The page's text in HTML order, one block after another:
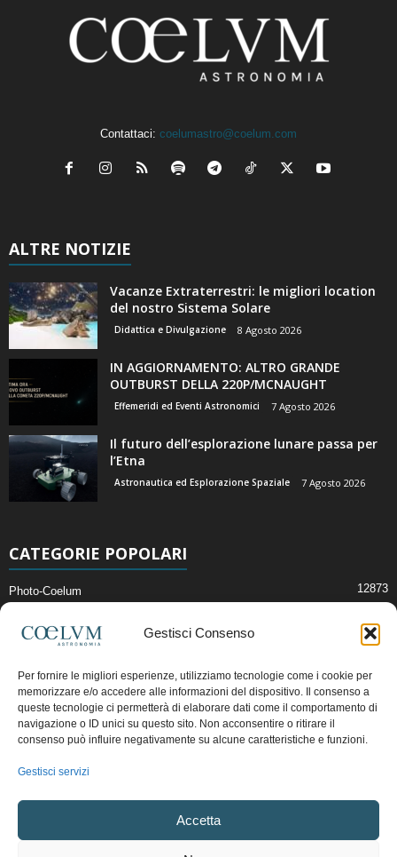
Gestisci Consenso
Per fornire le migliori esperienze, utilizziamo tecnologie come i cookie per
memorizzare e/o accedere alle informazioni del dispositivo. Il consenso a
queste tecnologie ci permetterà di elaborare dati come il comportamento di
navigazione o ID unici su questo sito. Non acconsentire o ritirare il
consenso può influire negativamente su alcune caratteristiche e funzioni.
Gestisci servizi
Accetta
Contattaci: coelumastro@coelum.com
ALTRE NOTIZIE
Vacanze Extraterrestri: le migliori location
del nostro Sistema Solare
Didattica e Divulgazione 8 Agosto 2026
IN AGGIORNAMENTO: ALTRO GRANDE
OUTBURST DELLA 220P/MCNAUGHT
Effemeridi ed Eventi Astronomici 7 Agosto 2026
Il futuro dell’esplorazione lunare passa per
l’Etna
Astronautica ed Esplorazione Spaziale 7 Agosto 2026
CATEGORIE POPOLARI
Photo-Coelum 12873
News di Astronomia 2412
Cielo del Mese
Astronomia, Astrofisica e Cosmologia
Articoli e Risorse On-Line
Copyright © 1997 - 2024 vietata la riproduzione.